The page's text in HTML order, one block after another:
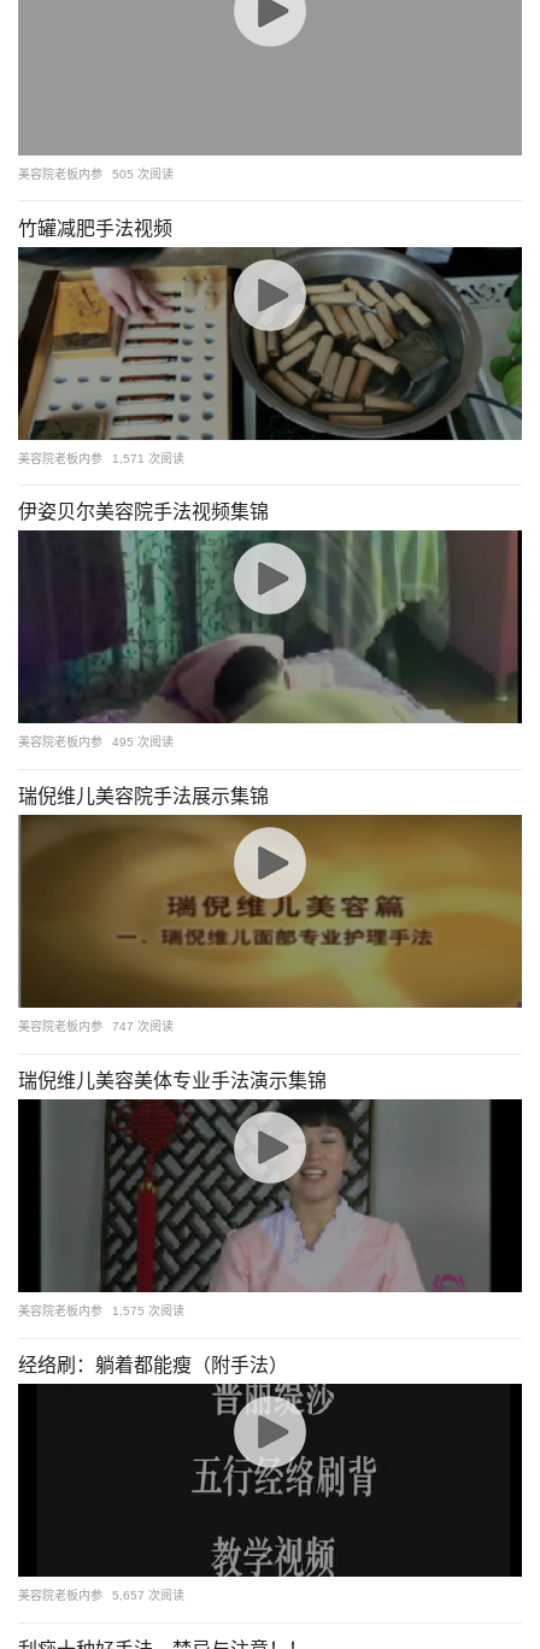
美容院老板内参 505 次阅读
竹罐减肥手法视频
美容院老板内参 1,571 次阅读
伊姿贝尔美容院手法视频集锦
美容院老板内参 495 次阅读
瑞倪维儿美容院手法展示集锦
美容院老板内参 747 次阅读
瑞倪维儿美容美体专业手法演示集锦
美容院老板内参 1,575 次阅读
经络刷：躺着都能瘦（附手法）
美容院老板内参 5,657 次阅读